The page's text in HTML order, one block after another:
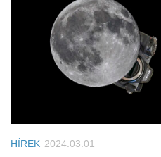
HÍREK 2024.03.01